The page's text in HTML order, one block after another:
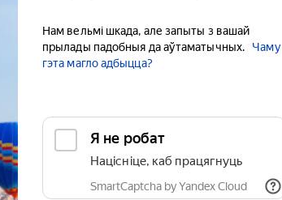
Нам вельмі шкада, але запыты з вашай
прылады падобныя да аўтаматычных.
Чаму
гэта магло адбыцца?
Я не робат
Націсніце, каб працягнуць
SmartCaptcha by Yandex Cloud